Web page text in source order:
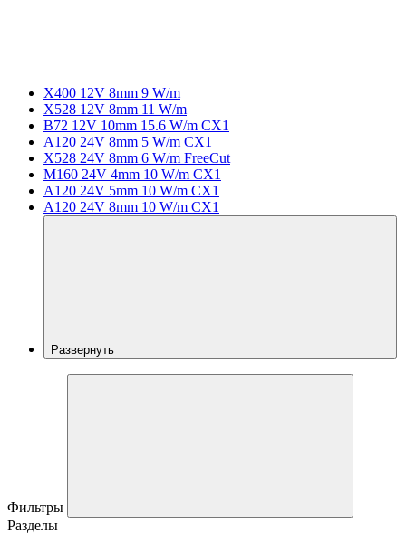
X400 12V 8mm 9 W/m
X528 12V 8mm 11 W/m
B72 12V 10mm 15.6 W/m CX1
A120 24V 8mm 5 W/m CX1
X528 24V 8mm 6 W/m FreeCut
M160 24V 4mm 10 W/m CX1
A120 24V 5mm 10 W/m CX1
A120 24V 8mm 10 W/m CX1
Развернуть
Фильтры
Разделы